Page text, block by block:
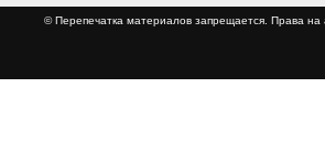
© Перепечатка материалов запрещается.